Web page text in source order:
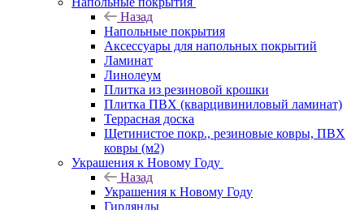
Назад
Напольные покрытия
Аксессуары для напольных покрытий
Ламинат
Линолеум
Плитка из резиновой крошки
Плитка ПВХ (кварцивиниловый ламинат)
Террасная доска
Щетинистое покр., резиновые ковры, ПВХ
ковры (м2)
Украшения к Новому Году
Назад
Украшения к Новому Году
Гирлянды